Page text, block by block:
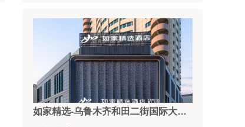
如家精选-乌鲁木齐和田二街国际大巴扎店